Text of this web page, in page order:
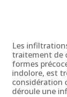
Les
traitement de
formes
indolore, est
considération
déroule une